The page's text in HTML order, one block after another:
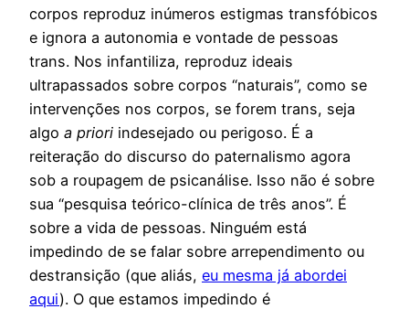
corpos reproduz inúmeros estigmas transfóbicos
e ignora a autonomia e vontade de pessoas
trans. Nos infantiliza, reproduz ideais
ultrapassados sobre corpos “naturais”, como se
intervenções nos corpos, se forem trans, seja
algo a priori indesejado ou perigoso. É a
reiteração do discurso do paternalismo agora
sob a roupagem de psicanálise. Isso não é sobre
sua “pesquisa teórico-clínica de três anos”. É
sobre a vida de pessoas. Ninguém está
impedindo de se falar sobre arrependimento ou
destransição (que aliás, eu mesma já abordei
aqui). O que estamos impedindo é